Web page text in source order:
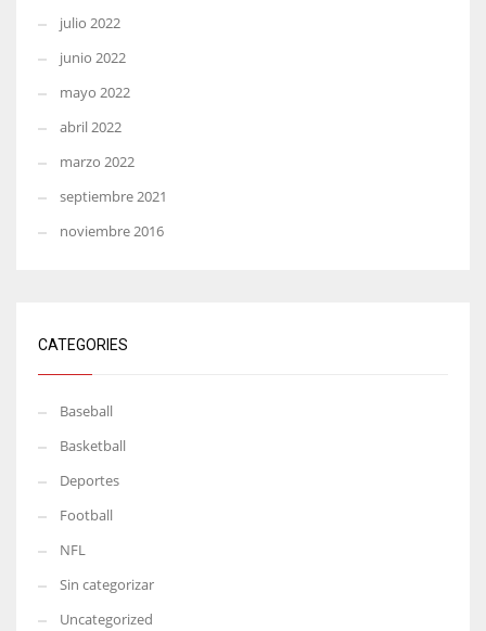
julio 2022
junio 2022
mayo 2022
abril 2022
marzo 2022
septiembre 2021
noviembre 2016
CATEGORIES
Baseball
Basketball
Deportes
Football
NFL
Sin categorizar
Uncategorized